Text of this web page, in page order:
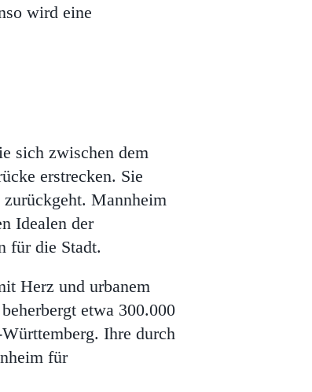
wird eine
sich zwischen dem
erstrecken. Sie
zurückgeht. Mannheim
Idealen der
für die Stadt.
Herz und urbanem
etwa 300.000
Ihre durch
für